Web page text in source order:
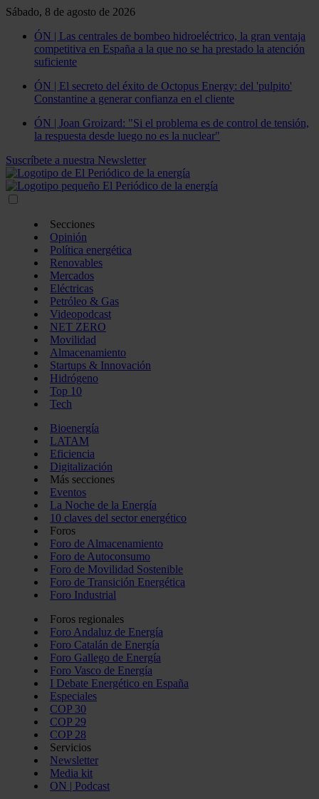
Sábado, 8 de agosto de 2026
ÓN | Las centrales de bombeo hidroeléctrico, la gran ventaja
competitiva en España a la que no se ha prestado la atención
suficiente
ÓN | El secreto del éxito de Octopus Energy: del 'pulpito'
Constantine a generar confianza en el cliente
ÓN | Joan Groizard: "Si el problema es de control de tensión,
la respuesta desde luego no es la nuclear"
Suscríbete a nuestra Newsletter
Secciones
Opinión
Política energética
Renovables
Mercados
Eléctricas
Petróleo & Gas
Videopodcast
NET ZERO
Movilidad
Almacenamiento
Startups & Innovación
Hidrógeno
Top 10
Tech
Bioenergía
LATAM
Eficiencia
Digitalización
Más secciones
Eventos
La Noche de la Energía
10 claves del sector energético
Foros
Foro de Almacenamiento
Foro de Autoconsumo
Foro de Movilidad Sostenible
Foro de Transición Energética
Foro Industrial
Foros regionales
Foro Andaluz de Energía
Foro Catalán de Energía
Foro Gallego de Energía
Foro Vasco de Energía
I Debate Energético en España
Especiales
COP 30
COP 29
COP 28
Servicios
Newsletter
Media kit
ON | Podcast